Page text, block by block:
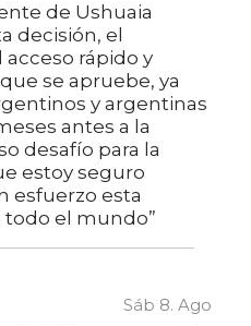
de Ushuaia
decisión, el
rápido y
se apruebe, ya
y argentinas
antes a la
desafío para la
estoy seguro
esfuerzo esta
todo el mundo”
Sáb 8. Ago